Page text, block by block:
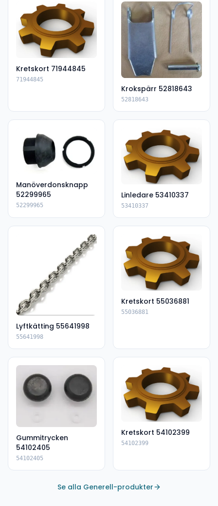
Kretskort 71944845
71944845
Krokspärr 52818643
52818643
Manöverdonsknapp
52299965
52299965
Linledare 53410337
53410337
Lyftkätting 55641998
55641998
Kretskort 55036881
55036881
Gummitrycken
54102405
54102405
Kretskort 54102399
54102399
Se alla Generell-produkter